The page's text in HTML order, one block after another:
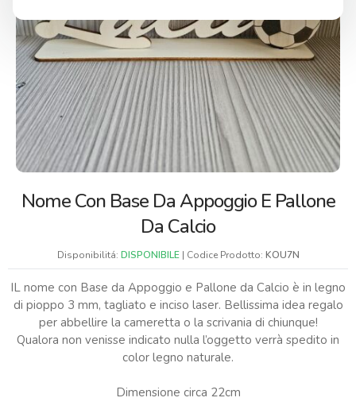
Nome Con Base Da Appoggio E Pallone
Da Calcio
Disponibilitá: DISPONIBILE| Codice Prodotto: KOU7N
IL nome con Base da Appoggio e Pallone da Calcio è in legno
di pioppo 3 mm, tagliato e inciso laser. Bellissima idea regalo
per abbellire la cameretta o la scrivania di chiunque!
Qualora non venisse indicato nulla l’oggetto verrà spedito in
color legno naturale.
Dimensione circa 22cm